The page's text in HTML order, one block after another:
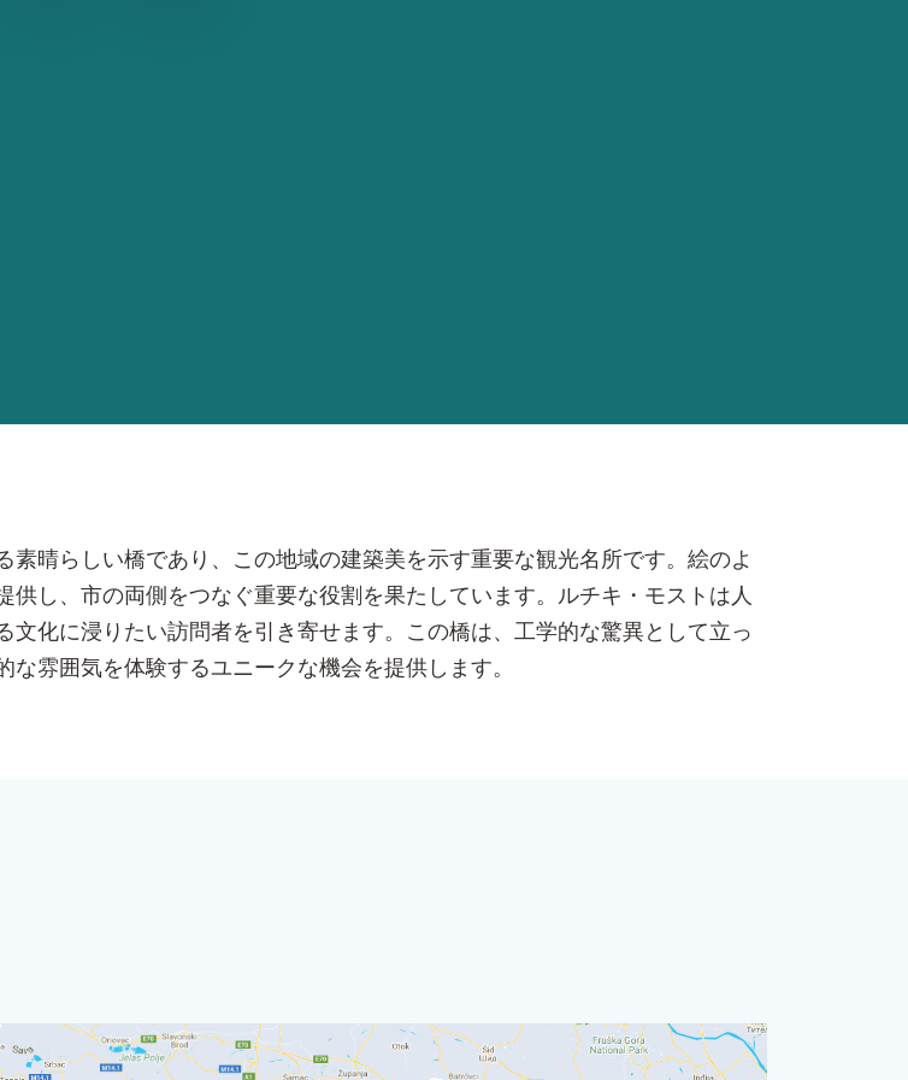
晴らしい橋であり、この地域の建築美を示す重要な観光名所です。絵のよ
し、市の両側をつなぐ重要な役割を果たしています。ルチキ・モストは人
化に浸りたい訪問者を引き寄せます。この橋は、工学的な驚異として立っ
雰囲気を体験するユニークな機会を提供します。